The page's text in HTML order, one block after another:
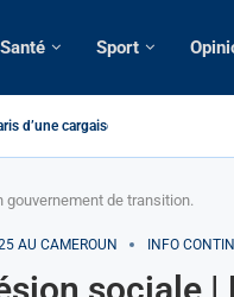
Santé Sport
d’une cargaison destinée...
gouvernement de transition.
AU CAMEROUN INFO